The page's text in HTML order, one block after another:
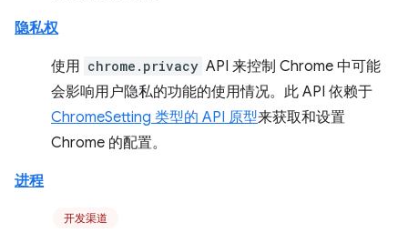
隐私权
使用 chrome.privacy API 来控制 Chrome 中可能
会影响用户隐私的功能的使用情况。此 API 依赖于
ChromeSetting 类型的 API 原型来获取和设置
Chrome 的配置。
进程
开发渠道